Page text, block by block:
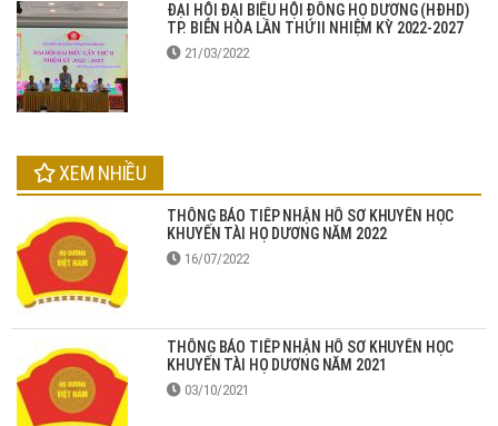
ĐẠI HỘI ĐẠI BIỂU HỘI ĐỒNG HỌ DƯƠNG (HĐHD)
TP. BIÊN HÒA LẦN THỨ II NHIỆM KỲ 2022-2027
21/03/2022
XEM NHIỀU
THÔNG BÁO TIẾP NHẬN HỒ SƠ KHUYẾN HỌC
KHUYẾN TÀI HỌ DƯƠNG NĂM 2022
16/07/2022
THÔNG BÁO TIẾP NHẬN HỒ SƠ KHUYẾN HỌC
KHUYẾN TÀI HỌ DƯƠNG NĂM 2021
03/10/2021